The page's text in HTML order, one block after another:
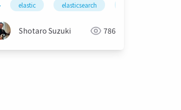
言語学習者
apps
elastic elasticsearch
Shotaro Suzuki 786